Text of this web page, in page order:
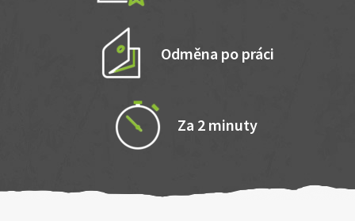
Odměna po práci
Za 2 minuty